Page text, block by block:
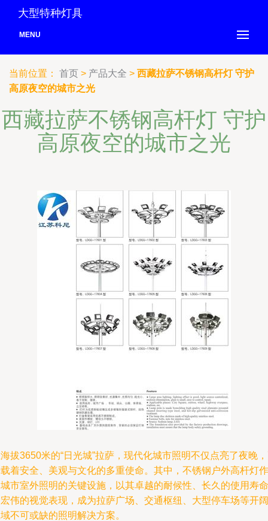
大型特种灯具
MENU
当前位置： 首页 > 产品大全 > 西藏拉萨不锈钢高杆灯 守护
高原夜空的城市之光
西藏拉萨不锈钢高杆灯 守护
高原夜空的城市之光
拔3650米的“日光城”拉萨，现代化城市照明不仅点亮了夜晚
着安全、美观与文化的多重使命。其中，不锈钢户外高杆灯作
市室外照明的关键设施，以其卓越的耐候性、长久的使用寿命
伟的视觉表现，成为拉萨广场、交通枢纽、大型停车场等开阔
不可或缺的照明解决方案。